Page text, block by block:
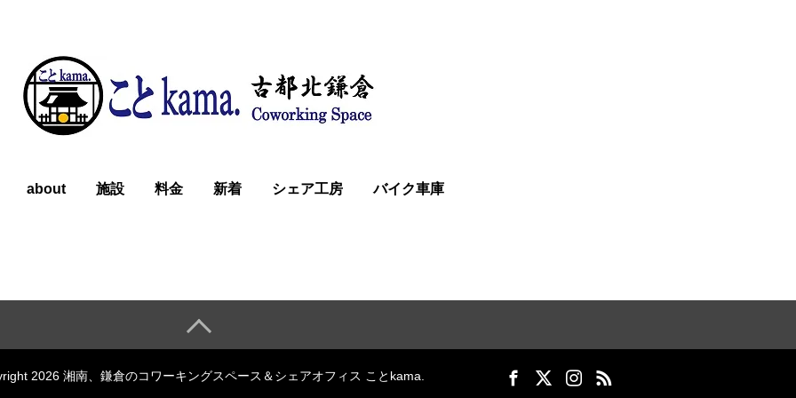
about 施設 料金 新着 シェア工房 バイク車庫
2026 湘南、鎌倉のコワーキングスペース＆シェアオフィス ことkama.